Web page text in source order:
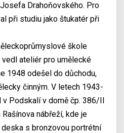
Drahoňovského. Pro
při studiu jako štukatér při
škole
ateliér pro umělecké
1948 odešel do důchodu,
činným. V letech 1943-
v Podskalí v domě čp. 386/II
nábřeží, kde je
s bronzovou portrétní